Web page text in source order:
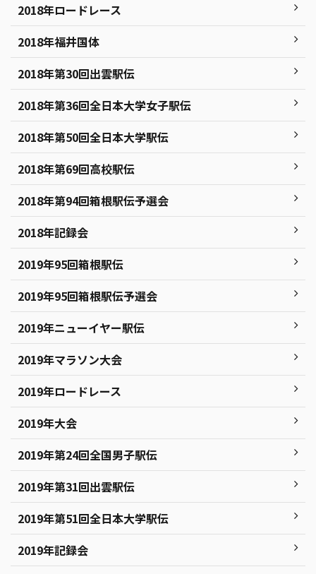
2018年ロードレース
2018年福井国体
2018年第30回出雲駅伝
2018年第36回全日本大学女子駅伝
2018年第50回全日本大学駅伝
2018年第69回高校駅伝
2018年第94回箱根駅伝予選会
2018年記録会
2019年95回箱根駅伝
2019年95回箱根駅伝予選会
2019年ニューイヤー駅伝
2019年マラソン大会
2019年ロードレース
2019年大会
2019年第24回全国男子駅伝
2019年第31回出雲駅伝
2019年第51回全日本大学駅伝
2019年記録会